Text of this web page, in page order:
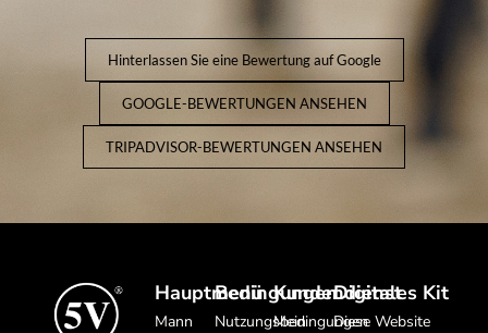
Hinterlassen Sie eine Bewertung auf Google
GOOGLE-BEWERTUNGEN ANSEHEN
TRIPADVISOR-BEWERTUNGEN ANSEHEN
Hauptmenü
Mann
Bedingungen
Nutzungsbedingungen
Kundendienst
Mein
Digitales Kit
Diese Website